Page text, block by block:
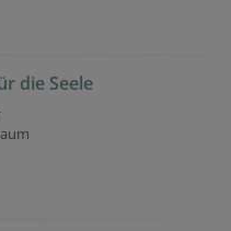
die Seele